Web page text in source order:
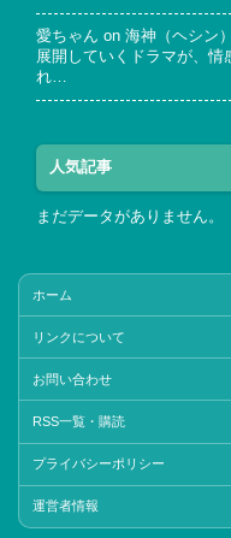
愛ちゃん on 海神（ヘシン）
展開していくドラマが、
れ…
人気記事
まだデータがありません。
ホーム
リンクについて
お問い合わせ
RSS一覧・購読
プライバシーポリシー
運営者情報